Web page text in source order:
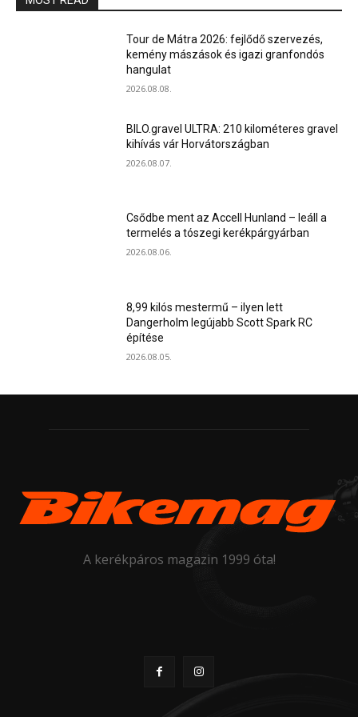
Tour de Mátra 2026: fejlődő szervezés,
kemény mászások és igazi granfondós
hangulat
2026.08.08.
BILO.gravel ULTRA: 210 kilométeres gravel
kihívás vár Horvátországban
2026.08.07.
Csődbe ment az Accell Hunland – leáll a
termelés a tószegi kerékpárgyárban
2026.08.06.
8,99 kilós mestermű – ilyen lett
Dangerholm legújabb Scott Spark RC
építése
2026.08.05.
A kerékpáros magazin 1999 óta!